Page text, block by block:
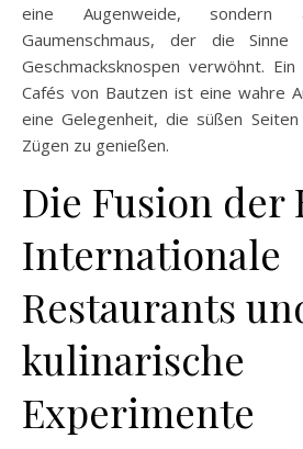
eine Augenweide,
Gaumenschmaus, der die
Geschmacksknospen verwöhnt.
Cafés von Bautzen ist eine wahre
eine Gelegenheit, die süßen
Zügen zu genießen.
Die Fusion der
Internationale
Restaurants
kulinarische
Experimente